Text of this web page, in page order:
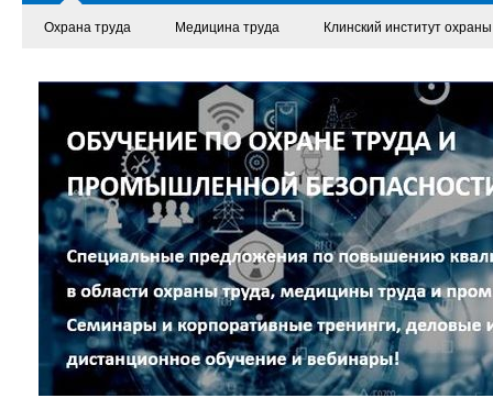
Охрана труда Медицина труда Клинский институт